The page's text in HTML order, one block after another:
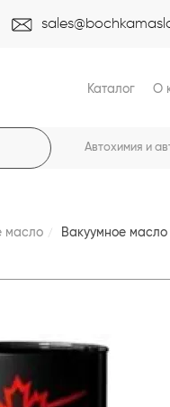
Каталог О
Автохимия и
масло Вакуумное масло